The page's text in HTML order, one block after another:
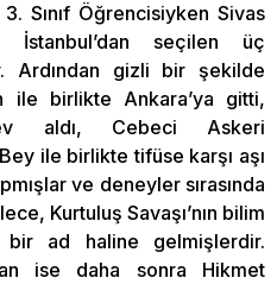
Sınıf Öğrencisiyken Sivas
seçilen üç
Ardından gizli bir şekilde
ile birlikte Ankara’ya gitti,
aldı, Cebeci Askeri
ile birlikte tifüse karşı aşı
ve deneyler sırasında
Kurtuluş Savaşı’nın bilim
bir ad haline gelmişlerdir.
ise daha sonra Hikmet